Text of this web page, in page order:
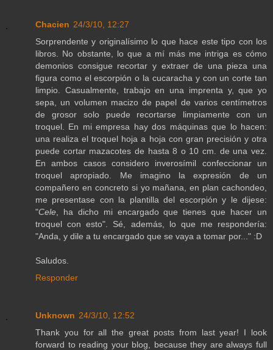
Chacien 24/3/10, 12:27
Sorprendente y originalísimo lo que hace este tipo con los
libros. No obstante, lo que a mí más me intriga es cómo
demonios consigue recortar y extraer de una pieza una
figura como el escorpión o la cucaracha y con un corte tan
limpio. Casualmente, trabajo en una imprenta y, que yo
sepa, un volumen macizo de papel de varios centímetros
de grosor solo puede recortarse limpiamente con un
troquel. En mi empresa hay dos máquinas que lo hacen:
una realiza el troquel hoja a hoja con gran precisión y otra
puede cortar mazacotes de hasta 8 o 10 cm. de una vez.
En ambos casos considero inverosímil confeccionar un
troquel apropiado. Me imagino la expresión de un
compañero en concreto si yo mañana, en plan cachondeo,
me presentase con la plantilla del escorpión y le dijese:
"Cele , ha dicho mi encargado que tienes que hacer un
troquel con esto". Sé, además, lo que me respondería:
"Anda, y dile a tu encargado que se vaya a tomar por..." :D
Saludos.
Responder
Unknown 24/3/10, 12:52
Thank you for all the great posts from last year! I look
forward to reading your blog, because they are always full